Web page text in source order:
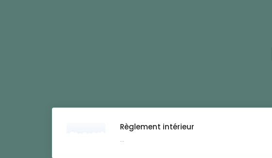
Règlement intérieur
...